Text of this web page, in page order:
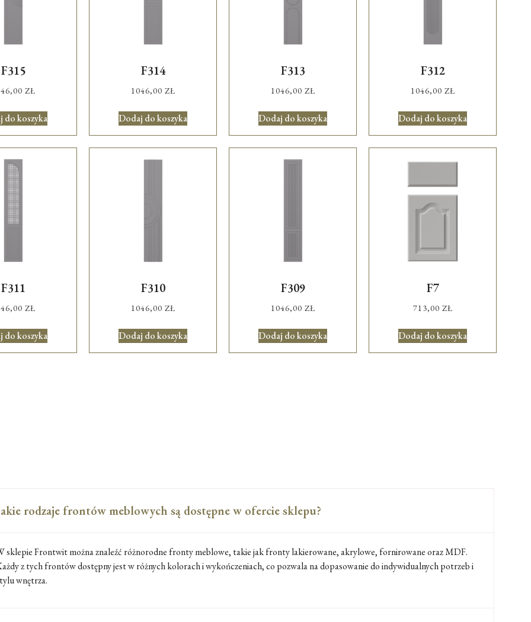
F315
ZŁ
do koszyka
F314
1046,00 ZŁ
Dodaj do koszyka
F313
1046,00 ZŁ
Dodaj do koszyka
F312
1046,00 ZŁ
Dodaj do koszyka
F311
ZŁ
do koszyka
F310
1046,00 ZŁ
Dodaj do koszyka
F309
1046,00 ZŁ
Dodaj do koszyka
F7
713,00 ZŁ
Dodaj do koszyka
rodzaje frontów meblowych są dostępne w ofercie sklepu?
sklepie Frontwit można znaleźć różnorodne fronty meblowe, takie jak fronty lakierowane, akrylowe, fornirowane oraz MDF.
z tych frontów dostępny jest w różnych kolorach i wykończeniach, co pozwala na dopasowanie do indywidualnych potrzeb i
wnętrza.